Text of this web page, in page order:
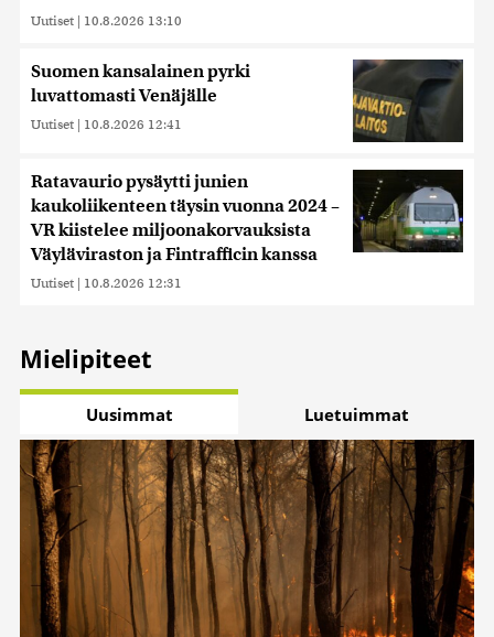
saatetaan myös siirtää ulkomaille.
Uutiset | 10.8.2026 13:10
Suomen kansalainen pyrki
luvattomasti Venäjälle
Uutiset | 10.8.2026 12:41
Ratavaurio pysäytti junien
kaukoliikenteen täysin vuonna 2024 –
VR kiistelee miljoonakorvauksista
Väyläviraston ja Fintrafficin kanssa
Uutiset | 10.8.2026 12:31
Mielipiteet
Uusimmat Luetuimmat